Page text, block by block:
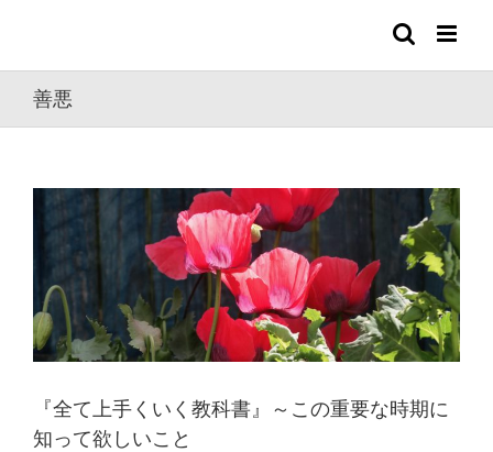
善悪
『全て上手くいく教科書』～この重要な時期に
知って欲しいこと